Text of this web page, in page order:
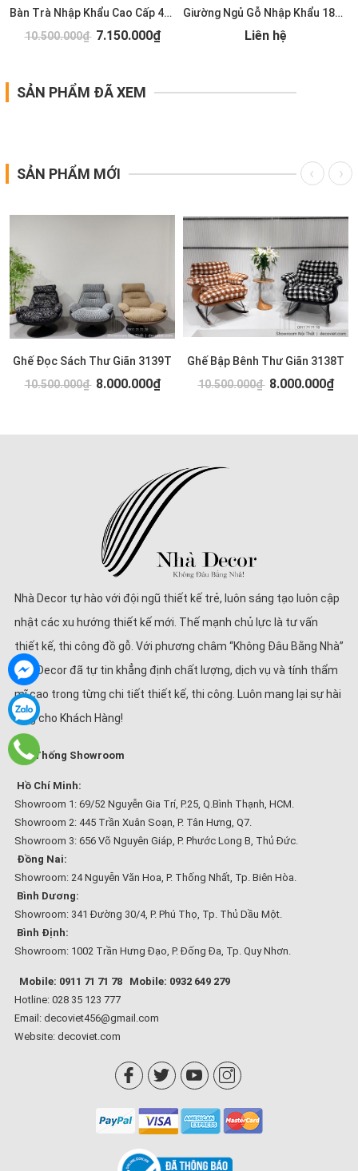
Bàn Trà Nhập Khẩu Cao Cấp 489S
10.500.000₫ 7.150.000₫
Giường Ngủ Gỗ Nhập Khẩu 185T
Liên hệ
SẢN PHẨM ĐÃ XEM
SẢN PHẨM MỚI
Ghế Đọc Sách Thư Giãn 3139T
10.500.000₫ 8.000.000₫
Ghế Bập Bênh Thư Giãn 3138T
10.500.000₫ 8.000.000₫
Nhà Decor tự hào với đội ngũ thiết kế trẻ, luôn sáng tạo luôn cập
nhật các xu hướng thiết kế mới. Thế mạnh chủ lực là tư vấn
thiết kế, thi công đồ gỗ. Với phương châm “Không Đâu Bằng Nhà”
Nhà Decor đã tự tin khẳng định chất lượng, dịch vụ và tính thẩm
mĩ cao trong từng chi tiết thiết kế, thi công. Luôn mang lại sự hài
lòng cho Khách Hàng!
Hệ Thống Showroom
Hồ Chí Minh:
Showroom 1: 69/52 Nguyễn Gia Trí, P.25, Q.Bình Thạnh, HCM.
Showroom 2: 445 Trần Xuân Soạn, P. Tân Hưng, Q7.
Showroom 3: 656 Võ Nguyên Giáp, P. Phước Long B, Thủ Đức.
Đồng Nai:
Showroom: 24 Nguyễn Văn Hoa, P. Thống Nhất, Tp. Biên Hòa.
Bình Dương:
Showroom: 341 Đường 30/4, P. Phú Thọ, Tp. Thủ Dầu Một.
Bình Định:
Showroom: 1002 Trần Hưng Đạo, P. Đống Đa, Tp. Quy Nhơn.
Mobile: 0911 71 71 78
Mobile: 0932 649 279
Hotline: 028 35 123 777
Email: decoviet456@gmail.com
Website: decoviet.com